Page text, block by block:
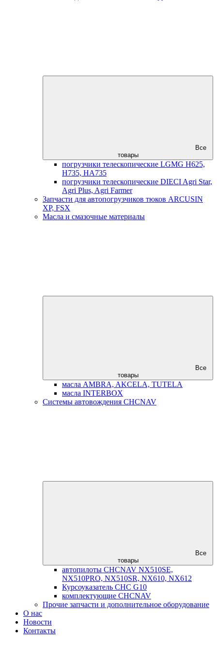
Все
товары
погрузчики телескопические LGMG H625,
H735, HA735
погрузчики телескопические DIECI Agri Star,
Agri Plus, Agri Farmer
Запчасти для автопогрузчиков тюков ARCUSIN
XP, FSX
Масла и смазочные материалы
Все
товары
масла AMBRA, AKCELA, TUTELA
масла INTERBOX
Системы автовождения CHCNAV
Все
товары
автопилоты CHCNAV NX510SE,
NX510PRO, NX510SR, NX610, NX612
Курсоуказатель CHC G10
комплектующие CHCNAV
Прочие запчасти и дополнительное оборудование
О нас
Новости
Контакты